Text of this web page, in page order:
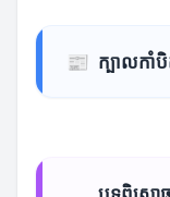
📰 ក្បាលកាំ